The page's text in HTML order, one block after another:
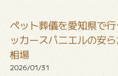
ペット葬儀を愛知県で
ッカースパニエルの安
相場
2026/01/31